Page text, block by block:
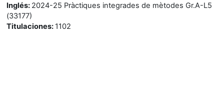
Inglés: 2024-25 Pràctiques integrades de mètodes Gr.A-L5
(33177)
Titulaciones: 1102